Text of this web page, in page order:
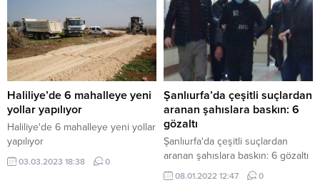
TARAFINDAN YAKALANDI.
Haliliye’de 6 mahalleye yeni
yollar yapılıyor
Haliliye'de 6 mahalleye yeni yollar
yapılıyor
03.03.2023 18:38 0
Şanlıurfa’da çeşitli suçlardan
aranan şahıslara baskın: 6
gözaltı
Şanlıurfa'da çeşitli suçlardan
aranan şahıslara baskın: 6 gözaltı
08.01.2022 12:47 0